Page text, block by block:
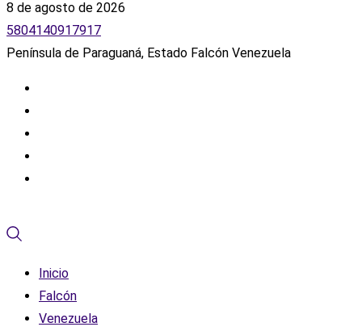
8 de agosto de 2026
5804140917917
Península de Paraguaná, Estado Falcón Venezuela
Inicio
Falcón
Venezuela